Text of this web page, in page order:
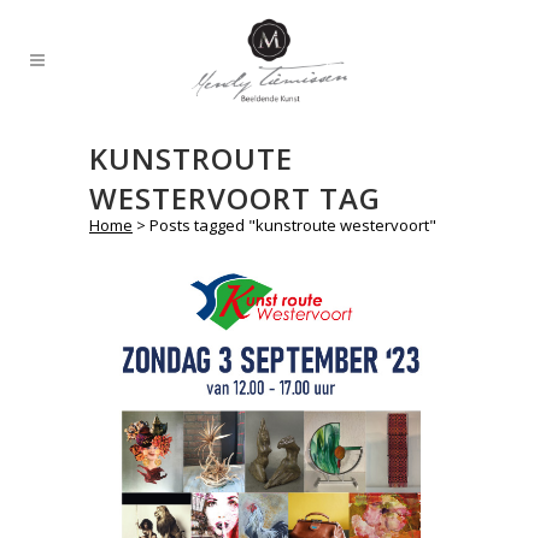
KUNSTROUTE
WESTERVOORT TAG
Home > Posts tagged "kunstroute westervoort"